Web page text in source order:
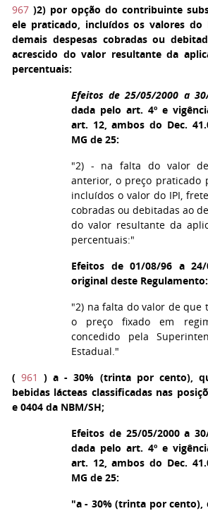
967 )2) por opção do contribuinte
ele praticado, incluídos os valores
demais despesas cobradas ou
acrescido do valor resultante da
percentuais:
Efeitos de 25/05/2000 a
dada pelo art. 4º e
art. 12, ambos do Dec.
MG de 25:
"2) - na falta do valor
anterior, o preço praticado
incluídos o valor do IPI,
cobradas ou debitadas ao
do valor resultante da
percentuais:"
Efeitos de 01/08/96 a 24/
original deste Regulamento:
"2) na falta do valor de que
o preço fixado em
concedido pela
Estadual."
( 961 ) a - 30% (trinta por cento),
bebidas lácteas classificadas nas
e 0404 da NBM/SH;
Efeitos de 25/05/2000 a
dada pelo art. 4º e
art. 12, ambos do Dec.
MG de 25:
"a - 30% (trinta por cento),